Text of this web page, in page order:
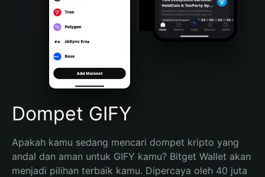
Português (Brasil)
Español (Argentina)
Dompet GIFY
Apakah kamu sedang mencari dompet kripto yang
andal dan aman untuk GIFY kamu? Bitget Wallet akan
menjadi pilihan terbaik kamu. Dipercaya oleh 40 juta